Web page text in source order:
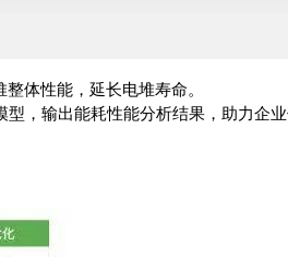
体性能，延长电堆寿命。
，输出能耗性能分析结果，助力企